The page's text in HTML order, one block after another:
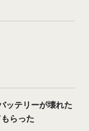
ッテリーが壊れた
らった